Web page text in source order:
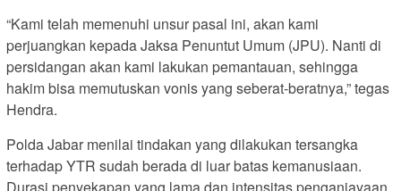
“Kami telah memenuhi unsur pasal ini, akan kami
perjuangkan kepada Jaksa Penuntut Umum (JPU). Nanti di
persidangan akan kami lakukan pemantauan, sehingga
hakim bisa memutuskan vonis yang seberat-beratnya,” tegas
Hendra.
Polda Jabar menilai tindakan yang dilakukan tersangka
terhadap YTR sudah berada di luar batas kemanusiaan.
Durasi penyekapan yang lama dan intensitas penganiayaan